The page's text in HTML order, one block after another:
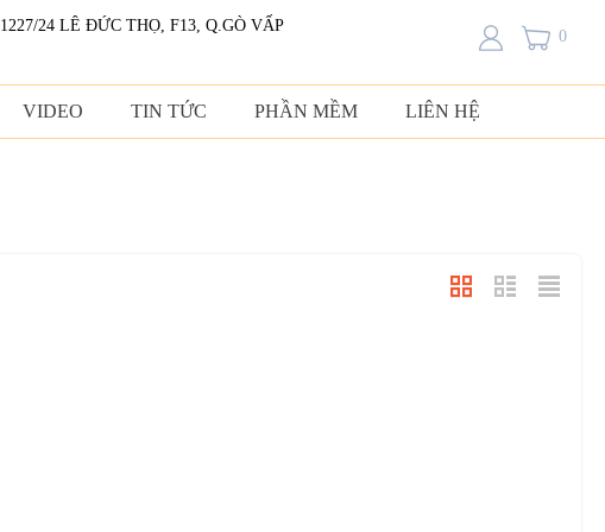
1227/24 LÊ ĐỨC THỌ, F13, Q.GÒ VẤP
0
VIDEO TIN TỨC PHẦN MỀM LIÊN HỆ